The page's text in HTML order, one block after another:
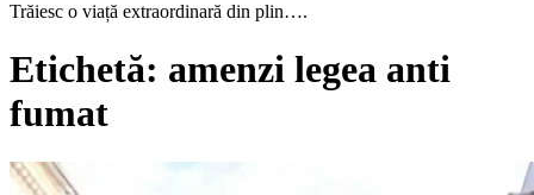
Trăiesc o viață extraordinară din plin….
Etichetă: amenzi legea anti
fumat